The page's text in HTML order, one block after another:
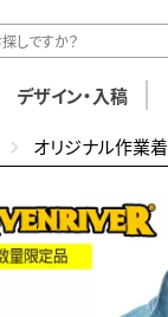
デザイン・入稿
オリジナル作業着